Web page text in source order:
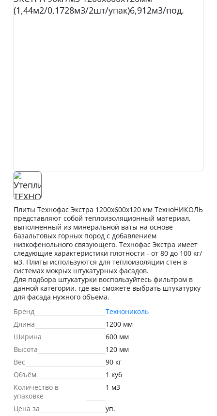
Плиты Технофас Экстра 1200x600x120 мм ТехноНИКОЛЬ
представляют собой теплоизоляционный материал,
выполненный из минеральной ваты на основе
базальтовых горных пород с добавлением
низкофенольного связующего. Технофас Экстра имеет
следующие характеристики плотности - от 80 до 100 кг/
м3. Плиты используются для теплоизоляции стен в
системах мокрых штукатурных фасадов.
Для подбора штукатурки воспользуйтесь фильтром в
данной категории, где вы сможете выбрать штукатурку
для фасада нужного объема.
Бренд
Технониколь
Длина
1200 мм
Ширина
600 мм
Высота
120 мм
Вес
90 кг
Объём
1 куб
Количество в
упаковке
1 м3
Цена за
уп.